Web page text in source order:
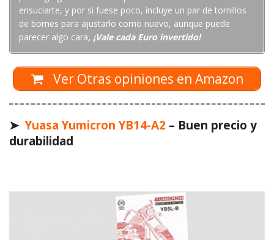
ensuciarte, y por si fuese poco, incluye un par de tornillos
de bornes para ajustarlo como nuevo, aunque puede
parecer algo cara, ¡Vale cada Euro invertido!
Ver Otras opiniones en Amazon
➤Yuasa Yumicron YB14-A2 – Buen precio y
durabilidad